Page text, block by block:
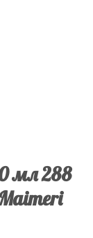
мл 288